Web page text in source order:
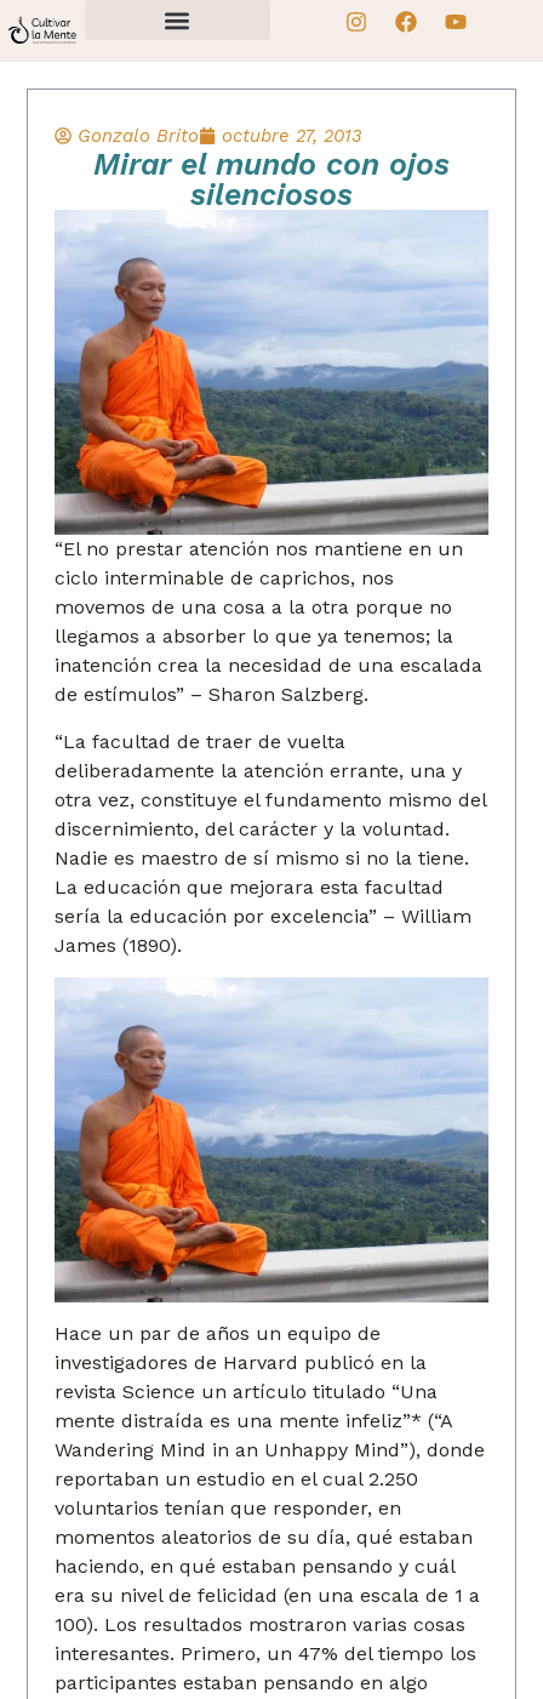
Gonzalo Brito octubre 27, 2013
Mirar el mundo con ojos
silenciosos
“El no prestar atención nos mantiene en un
ciclo interminable de caprichos, nos
movemos de una cosa a la otra porque no
llegamos a absorber lo que ya tenemos; la
inatención crea la necesidad de una escalada
de estímulos” – Sharon Salzberg.
“La facultad de traer de vuelta
deliberadamente la atención errante, una y
otra vez, constituye el fundamento mismo del
discernimiento, del carácter y la voluntad.
Nadie es maestro de sí mismo si no la tiene.
La educación que mejorara esta facultad
sería la educación por excelencia” – William
James (1890).
Hace un par de años un equipo de
investigadores de Harvard publicó en la
revista Science un artículo titulado “Una
mente distraída es una mente infeliz”* (“A
Wandering Mind in an Unhappy Mind”), donde
reportaban un estudio en el cual 2.250
voluntarios tenían que responder, en
momentos aleatorios de su día, qué estaban
haciendo, en qué estaban pensando y cuál
era su nivel de felicidad (en una escala de 1 a
100). Los resultados mostraron varias cosas
interesantes. Primero, un 47% del tiempo los
participantes estaban pensando en algo